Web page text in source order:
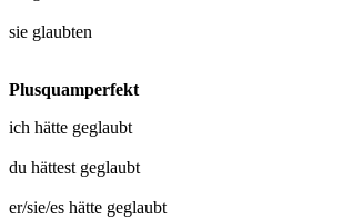
sie glaubten
Plusquamperfekt
ich hätte geglaubt
du hättest geglaubt
er/sie/es hätte geglaubt